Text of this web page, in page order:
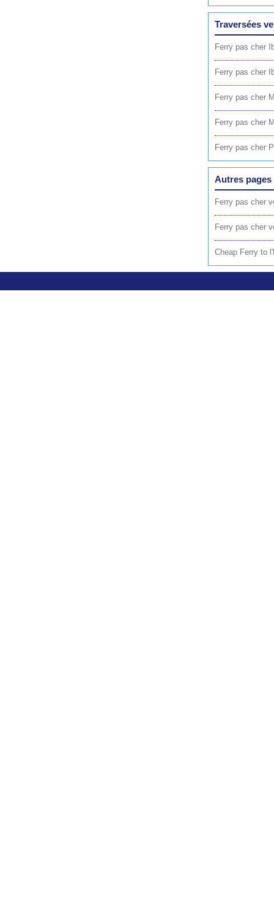
Traversées
Ferry pas cher
Ferry pas cher
Ferry pas cher
Ferry pas cher
Ferry pas cher
Autres pages
Ferry pas cher
Ferry pas cher
Cheap Ferry to